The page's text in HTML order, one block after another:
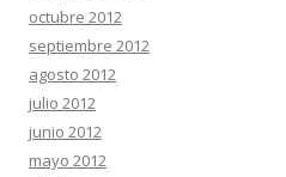
octubre 2012
septiembre 2012
agosto 2012
julio 2012
junio 2012
mayo 2012